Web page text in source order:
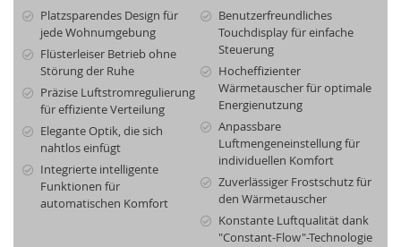
Platzsparendes Design für
jede Wohnumgebung
Flüsterleiser Betrieb ohne
Störung der Ruhe
Präzise Luftstromregulierung
für effiziente Verteilung
Elegante Optik, die sich
nahtlos einfügt
Integrierte intelligente
Funktionen für
automatischen Komfort
Benutzerfreundliches
Touchdisplay für einfache
Steuerung
Hocheffizienter
Wärmetauscher für optimale
Energienutzung
Anpassbare
Luftmengeneinstellung für
individuellen Komfort
Zuverlässiger Frostschutz für
den Wärmetauscher
Konstante Luftqualität dank
"Constant-Flow"-Technologie